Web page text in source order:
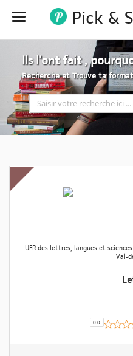
Hide Pick &
Ils l'ont fait ,
Recherche et Trouve ta
UFR des lettres, langues et
Val-
0.0